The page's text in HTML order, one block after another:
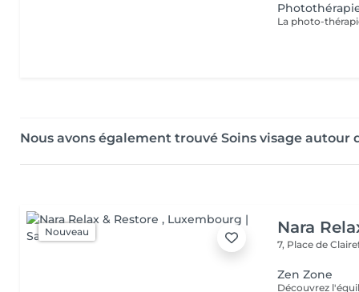
Nous avons également trouvé Soins visage autour
Nouveau Nara
7, Place de
Zen Zone